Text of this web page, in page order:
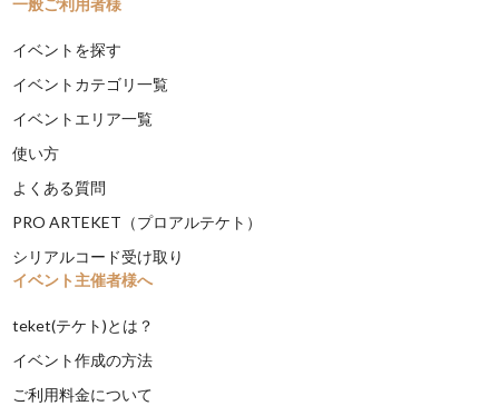
一般ご利用者様
イベントを探す
イベントカテゴリ一覧
イベントエリア一覧
使い方
よくある質問
PRO ARTEKET（プロアルテケト）
シリアルコード受け取り
イベント主催者様へ
teket(テケト)とは？
イベント作成の方法
ご利用料金について